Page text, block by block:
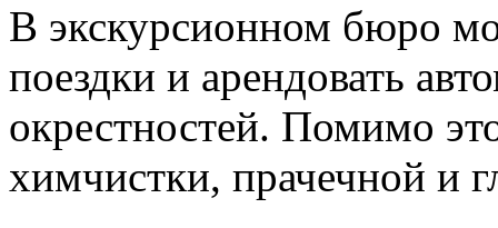
В экскурсионном бюро
поездки и арендовать
окрестностей. Помимо
химчистки, прачечной и